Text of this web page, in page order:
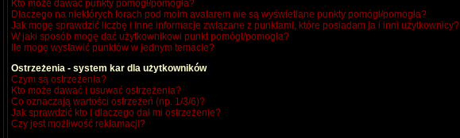
Kto może dawać punkty pomógł/pomogła?
Dlaczego na niektórych forach pod moim avatarem nie są wyświetlane punkty pomógł/pomogła?
Jak mogę sprawdzić liczbę i inne informacje związane z punktami, które posiadam ja i inni użytkownicy?
W jaki sposób mogę dać użytkownikowi punkt pomógł/pomogła?
Ile mogę wystawić punktów w jednym temacie?
Ostrzeżenia - system kar dla użytkowników
Czym są ostrzeżenia?
Kto może dawać i usuwać ostrzeżenia?
Co oznaczają wartości ostrzeżeń (np. 1/3/6)?
Jak sprawdzić kto i dlaczego dał mi ostrzeżenie?
Czy jest możliwość reklamacji?